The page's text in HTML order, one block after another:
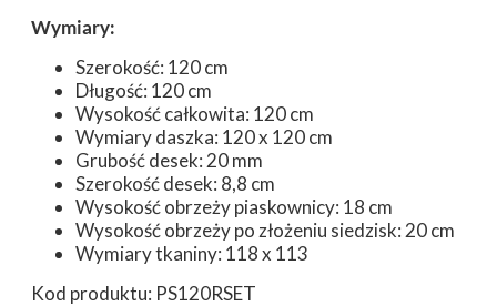
Wymiary:
Szerokość: 120 cm
Długość: 120 cm
Wysokość całkowita: 120 cm
Wymiary daszka: 120 x 120 cm
Grubość desek: 20 mm
Szerokość desek: 8,8 cm
Wysokość obrzeży piaskownicy: 18 cm
Wysokość obrzeży po złożeniu siedzisk: 20 cm
Wymiary tkaniny: 118 x 113
Kod produktu: PS120RSET